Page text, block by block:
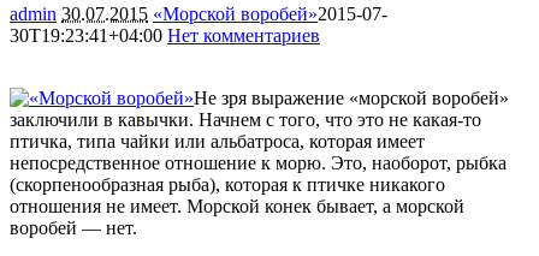
admin 30.07.2015 «Морской воробей»2015-07-
30T19:23:41+04:00 Нет комментариев
Не зря выражение «морской воробей»
заключили в кавычки. Начнем с того, что это не какая-то
птичка, типа чайки или альбатроса, которая имеет
непосредственное отношение к морю. Это, наоборот, рыбка
(скорпенообразная рыба), которая к птичке никакого
отношения не имеет. Морской конек бывает, а морской
воробей — нет.